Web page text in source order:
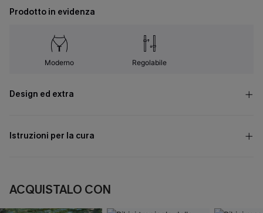
Prodotto in evidenza
Moderno Regolabile
Design ed extra
Istruzioni per la cura
ACQUISTALO CON